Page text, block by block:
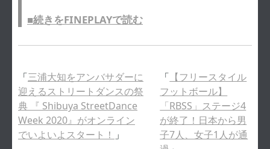
■続きをFINEPLAYで読む
「三浦大知をアンバサダーに
迎えるストリートダンスの祭
典 『 Shibuya StreetDance
Week 2020』がオンライン
でいよいよスタート！ 」
「 【フリースタイル
フットボール】
「RBSS」ステージ4
が終了！日本から男
子7人、女子1人が通